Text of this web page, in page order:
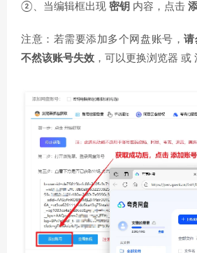
②、当编辑框出现 密钥 内容，点击
注意：若需要添加多个网盘账号，请
不然该账号失效 ，可以更换浏览器 或